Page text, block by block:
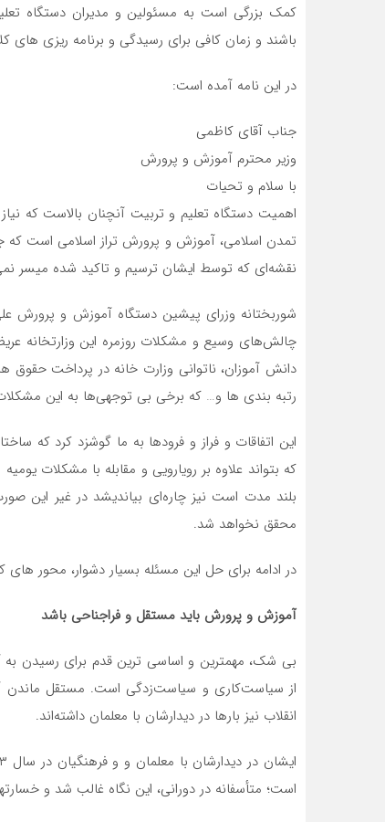
کمک بزرگی است به مسئولین و مدیران دستگاه
باشند و زمان کافی برای رسیدگی و برنامه ریزی های
در این نامه آمده است:
جناب آقای کاظمی
وزیر محترم آموزش و پرورش
با سلام و تحیات
اهمیت دستگاه تعلیم و تربیت آنچنان بالاست که
تمدن اسلامی، آموزش و پرورش تراز اسلامی است
نقشه‌ای که توسط ایشان ترسیم و تاکید شده میسر
شوربختانه وزرای پیشین دستگاه آموزش و پرورش
چالش‌های وسیع و مشکلات روزمره این وزارتخانه
دانش آموزان، ناتوانی وزارت خانه در پرداخت
رتبه بندی ها و… که برخی بی توجهی‌ها به این
این اتفاقات و فراز و فرودها به ما گوشزد کرد که
که بتواند علاوه بر رویارویی و مقابله با مشکلات
بلند مدت است نیز چاره‌ای بیاندیشد در غیر این
محقق نخواهد شد.
در ادامه برای حل این مسئله بسیار دشوار، محور
آموزش و پرورش باید مستقل و فراجناحی باشد
بی شک، مهمترین و اساسی ترین قدم برای رسیدن
از سیاست‌کاری و سیاست‌زدگی است. مستقل ماندن
انقلاب نیز بارها در دیدارشان با معلمان داشته‌اند.
است؛ متأسفانه در دورانی، این نگاه غالب شد و خسارتهای